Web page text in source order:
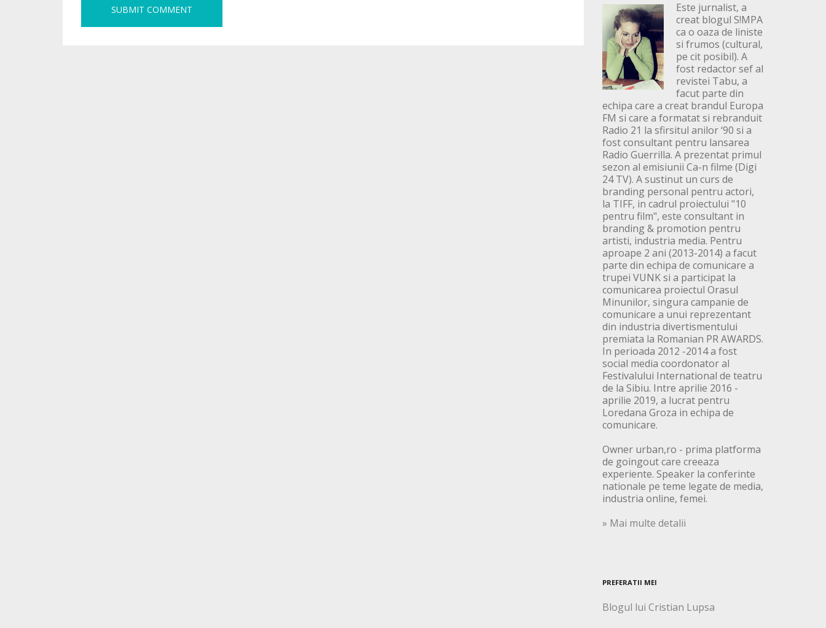
Este jurnalist, a
creat blogul S!MPA
ca o oaza de liniste
si frumos (cultural,
pe cit posibil). A
fost redactor sef al
revistei Tabu, a
facut parte din
echipa care a creat brandul Europa
FM si care a formatat si rebranduit
Radio 21 la sfirsitul anilor ‘90 si a
fost consultant pentru lansarea
Radio Guerrilla. A prezentat primul
sezon al emisiunii Ca-n filme (Digi
24 TV). A sustinut un curs de
branding personal pentru actori,
la TIFF, in cadrul proiectului "10
pentru film", este consultant in
branding & promotion pentru
artisti, industria media. Pentru
aproape 2 ani (2013-2014) a facut
parte din echipa de comunicare a
trupei VUNK si a participat la
comunicarea proiectul Orasul
Minunilor, singura campanie de
comunicare a unui reprezentant
din industria divertismentului
premiata la Romanian PR AWARDS.
In perioada 2012 -2014 a fost
social media coordonator al
Festivalului International de teatru
de la Sibiu. Intre aprilie 2016 -
aprilie 2019, a lucrat pentru
Loredana Groza in echipa de
comunicare.
Owner urban,ro - prima platforma
de goingout care creeaza
experiente. Speaker la conferinte
nationale pe teme legate de media,
industria online, femei.
» Mai multe detalii
PREFERATII MEI
Blogul lui Cristian Lupsa